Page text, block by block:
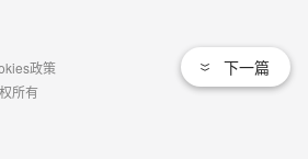
下一篇
政策
所有